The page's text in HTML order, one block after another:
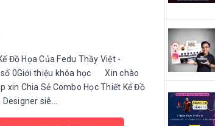
Đồ Họa Của Fedu Thầy Việt -
số 0Giới thiệu khóa học Xin chào
xin Chia Sẻ Combo Học Thiết Kế Đồ
siê...